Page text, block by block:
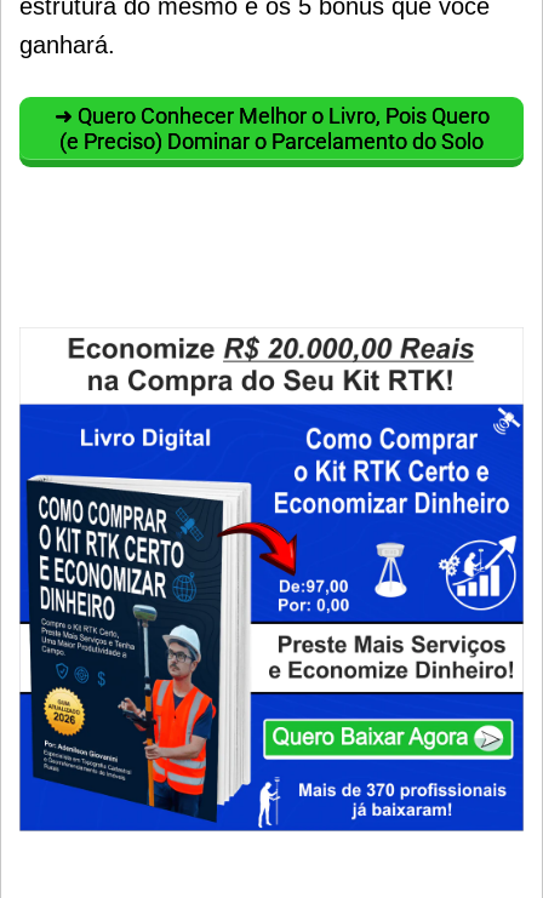
estrutura do mesmo e os 5 bônus que você
ganhará.
➜ Quero Conhecer Melhor o Livro, Pois Quero
(e Preciso) Dominar o Parcelamento do Solo